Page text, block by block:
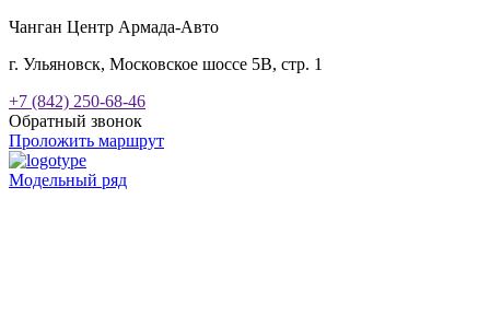
Чанган Центр Армада-Авто
г. Ульяновск, Московское шоссе 5В, стр. 1
+7 (842) 250-68-46
Обратный звонок
Проложить маршрут
Модельный ряд